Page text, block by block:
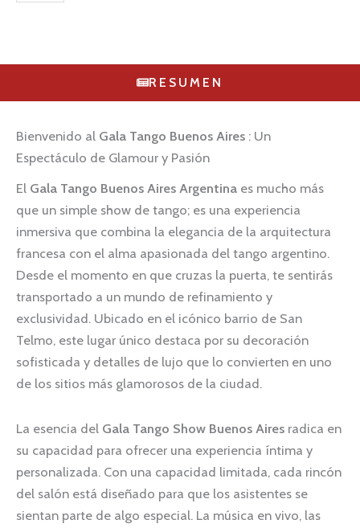
RESUMEN
Bienvenido al Gala Tango Buenos Aires : Un
Espectáculo de Glamour y Pasión
El Gala Tango Buenos Aires Argentina es mucho más
que un simple show de tango; es una experiencia
inmersiva que combina la elegancia de la arquitectura
francesa con el alma apasionada del tango argentino.
Desde el momento en que cruzas la puerta, te sentirás
transportado a un mundo de refinamiento y
exclusividad. Ubicado en el icónico barrio de San
Telmo, este lugar único destaca por su decoración
sofisticada y detalles de lujo que lo convierten en uno
de los sitios más glamorosos de la ciudad.
La esencia del Gala Tango Show Buenos Aires radica en
su capacidad para ofrecer una experiencia íntima y
personalizada. Con una capacidad limitada, cada rincón
del salón está diseñado para que los asistentes se
sientan parte de algo especial. La música en vivo, las